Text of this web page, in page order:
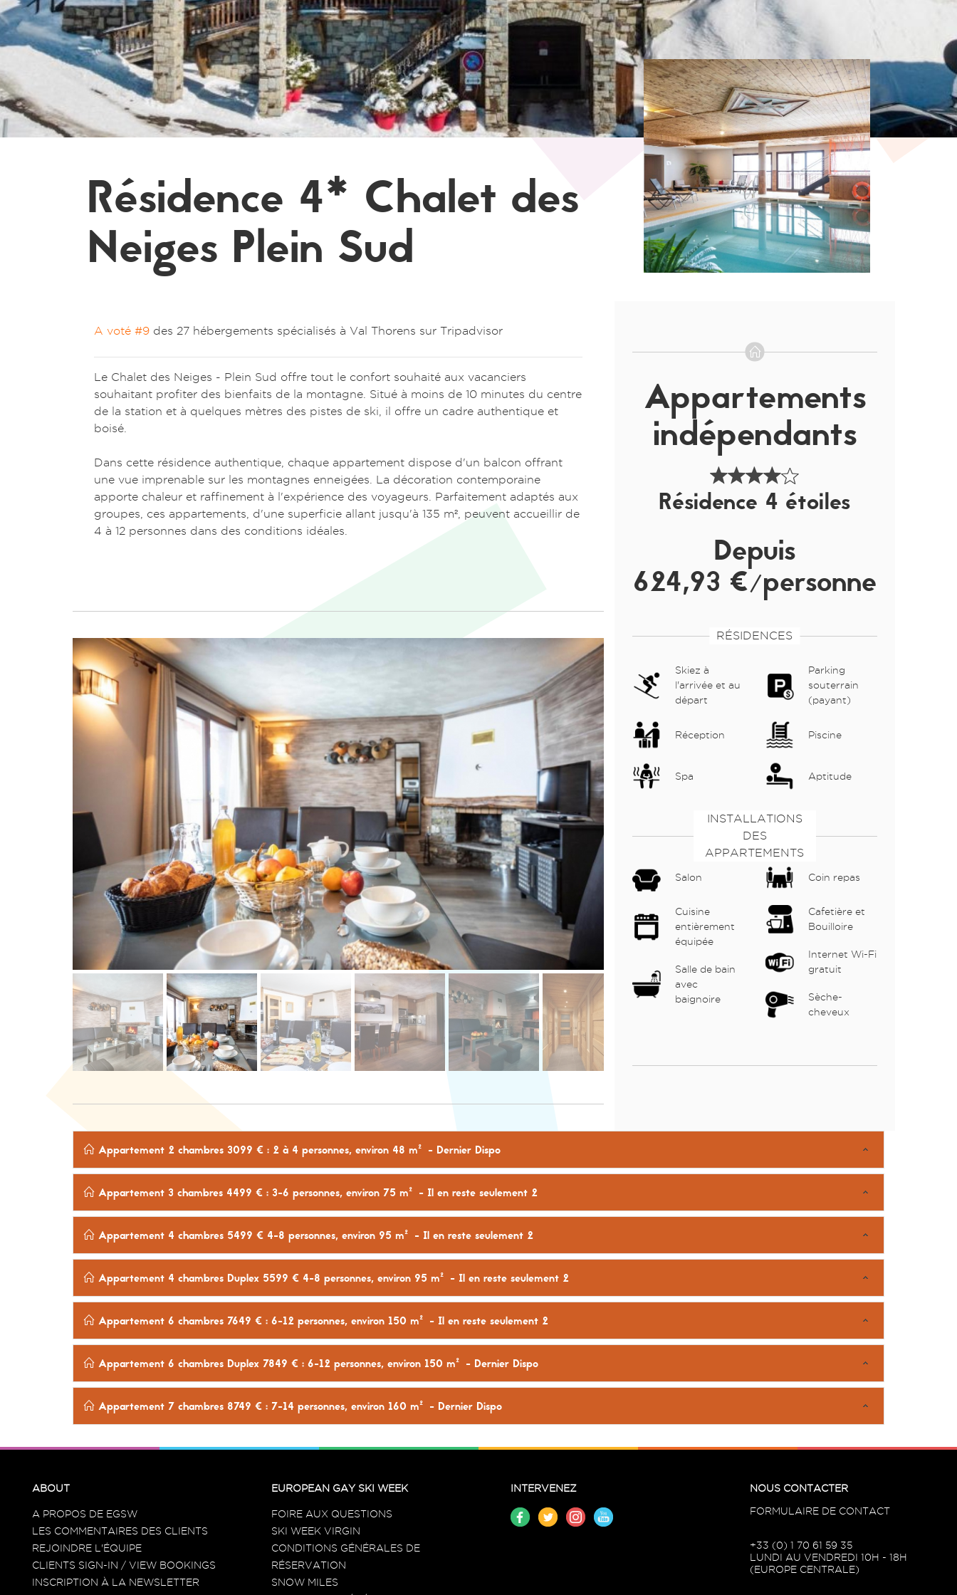
Résidence 4* Chalet des
Neiges Plein Sud
A voté #9 des 27 hébergements spécialisés à Val Thorens sur Tripadvisor
Le Chalet des Neiges - Plein Sud offre tout le confort souhaité aux vacanciers
souhaitant profiter des bienfaits de la montagne. Situé à moins de 10 minutes du centre
de la station et à quelques mètres des pistes de ski, il offre un cadre authentique et
boisé.
Dans cette résidence authentique, chaque appartement dispose d'un balcon offrant
une vue imprenable sur les montagnes enneigées. La décoration contemporaine
apporte chaleur et raffinement à l'expérience des voyageurs. Parfaitement adaptés aux
groupes, ces appartements, d'une superficie allant jusqu'à 135 m², peuvent accueillir de
4 à 12 personnes dans des conditions idéales.
Appartements
indépendants
Résidence 4 étoiles
Depuis
624,93 €/personne
RÉSIDENCES
Skiez à
l'arrivée et au
départ
Réception
Spa
Parking
souterrain
(payant)
Piscine
Aptitude
INSTALLATIONS
DES
APPARTEMENTS
Salon
Cuisine
entièrement
équipée
Salle de bain
avec
baignoire
Coin repas
Cafetière et
Bouilloire
Internet Wi-Fi
gratuit
Sèche-
cheveux
Appartement 2 chambres 3099 € : 2 à 4 personnes, environ 48 m² - Dernier Dispo
Appartement 3 chambres 4499 € : 3-6 personnes, environ 75 m² - Il en reste seulement 2
Appartement 4 chambres 5499 € 4-8 personnes, environ 95 m² - Il en reste seulement 2
Appartement 4 chambres Duplex 5599 € 4-8 personnes, environ 95 m² - Il en reste seulement 2
Appartement 6 chambres 7649 € : 6-12 personnes, environ 150 m² - Il en reste seulement 2
Appartement 6 chambres Duplex 7849 € : 6-12 personnes, environ 150 m² - Dernier Dispo
Appartement 7 chambres 8749 € : 7-14 personnes, environ 160 m² - Dernier Dispo
ABOUT
A PROPOS DE EGSW
LES COMMENTAIRES DES CLIENTS
REJOINDRE L'ÉQUIPE
CLIENTS SIGN-IN / VIEW BOOKINGS
INSCRIPTION À LA NEWSLETTER
EUROPEAN GAY SKI WEEK
FOIRE AUX QUESTIONS
SKI WEEK VIRGIN
CONDITIONS GÉNÉRALES DE
RÉSERVATION
SNOW MILES
INTERVENEZ NOUS CONTACTER
FORMULAIRE DE CONTACT
+33 (0) 1 70 61 59 35
LUNDI AU VENDREDI 10H - 18H
(EUROPE CENTRALE)